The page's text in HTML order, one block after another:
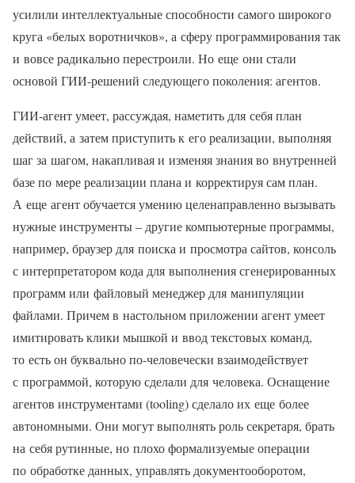
усилили интеллектуальные способности самого широкого
круга «белых воротничков», а сферу программирования так
и вовсе радикально перестроили. Но еще они стали
основой ГИИ-решений следующего поколения: агентов.
ГИИ-агент умеет, рассуждая, наметить для себя план
действий, а затем приступить к его реализации, выполняя
шаг за шагом, накапливая и изменяя знания во внутренней
базе по мере реализации плана и корректируя сам план.
А еще агент обучается умению целенаправленно вызывать
нужные инструменты – другие компьютерные программы,
например, браузер для поиска и просмотра сайтов, консоль
с интерпретатором кода для выполнения сгенерированных
программ или файловый менеджер для манипуляции
файлами. Причем в настольном приложении агент умеет
имитировать клики мышкой и ввод текстовых команд,
то есть он буквально по‑человечески взаимодействует
с программой, которую сделали для человека. Оснащение
агентов инструментами (tooling) сделало их еще более
автономными. Они могут выполнять роль секретаря, брать
на себя рутинные, но плохо формализуемые операции
по обработке данных, управлять документооборотом,